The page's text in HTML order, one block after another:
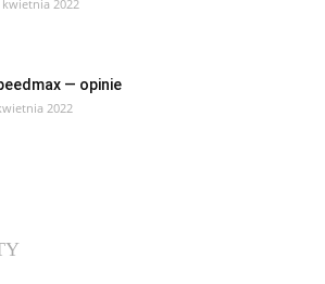
kwietnia 2022
— opinie
2022